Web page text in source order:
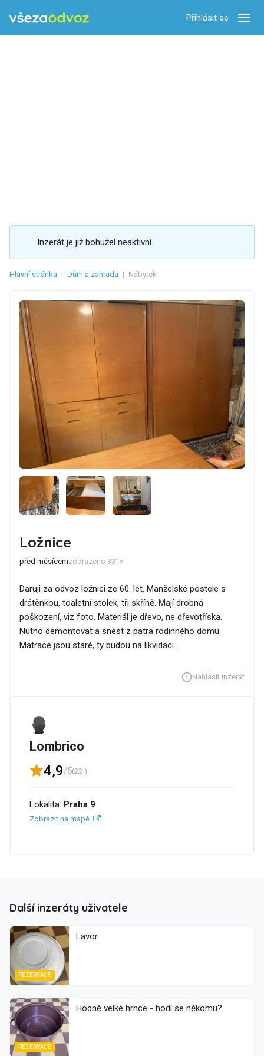
Přihlásit se
Inzerát je již bohužel neaktivní.
Hlavní stránka | Dům a zahrada | Nábytek
Ložnice
před měsícemzobrazeno 331×
Daruji za odvoz ložnici ze 60. let. Manželské postele s
drátěnkou, toaletní stolek, tři skříně. Mají drobná
poškození, viz foto. Materiál je dřevo, ne dřevotříska.
Nutno demontovat a snést z patra rodinného domu.
Matrace jsou staré, ty budou na likvidaci.
Nahlásit inzerát
Lombrico
4,9/5(22 )
Lokalita: Praha 9
Zobrazit na mapě
Další inzeráty uživatele
REZERVACE
Lavor
REZERVACE
Hodně velké hrnce - hodí se někomu?